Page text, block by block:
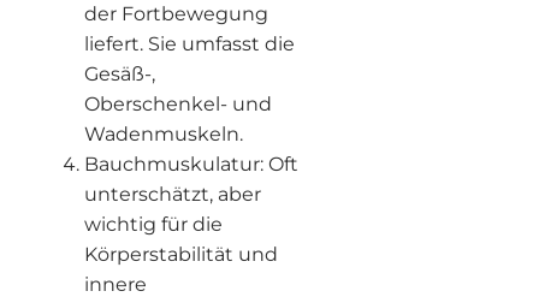
der Fortbewegung
liefert. Sie umfasst die
Gesäß-,
Oberschenkel- und
Wadenmuskeln.
Bauchmuskulatur: Oft
unterschätzt, aber
wichtig für die
Körperstabilität und
innere